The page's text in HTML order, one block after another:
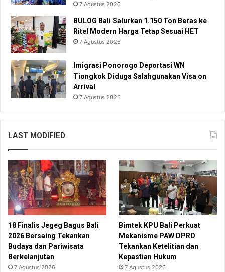
7 Agustus 2026
BULOG Bali Salurkan 1.150 Ton Beras ke
Ritel Modern Harga Tetap Sesuai HET
7 Agustus 2026
Imigrasi Ponorogo Deportasi WN
Tiongkok Diduga Salahgunakan Visa on
Arrival
7 Agustus 2026
LAST MODIFIED
18 Finalis Jegeg Bagus Bali
2026 Bersaing Tekankan
Budaya dan Pariwisata
Berkelanjutan
7 Agustus 2026
Bimtek KPU Bali Perkuat
Mekanisme PAW DPRD
Tekankan Ketelitian dan
Kepastian Hukum
7 Agustus 2026